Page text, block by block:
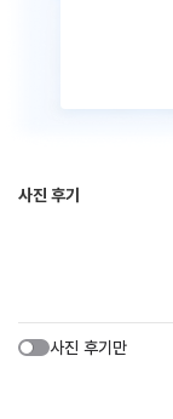
사진 후기
사진 후기만